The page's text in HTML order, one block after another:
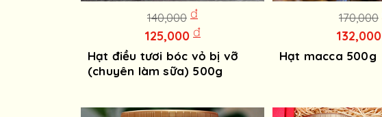
140,000 đ
125,000 đ
Hạt điều tươi bóc vỏ bị vỡ
(chuyên làm sữa) 500g
170,000
132,000
Hạt macca 500g